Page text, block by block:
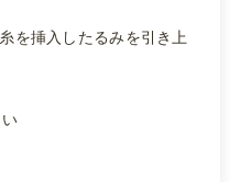
を挿入したるみを引き上